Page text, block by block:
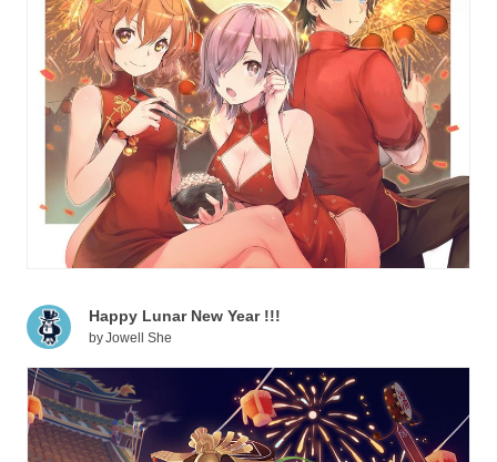
Happy Lunar New Year !!!
byJowell She